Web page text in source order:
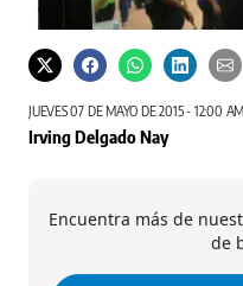
Hacen un llamado a la población para que
JUEVES 07 DE MAYO DE 2015 - 12:00 AM
Irving Delgado Nay
Encuentra más de
de